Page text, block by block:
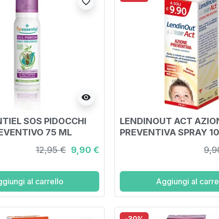
visibility
SOS PIDOCCHI
75 ML
12,95 € 9,90 €
al carrello
LENDINOUT ACT
PREVENTIVA SPRAY
Aggiungi al